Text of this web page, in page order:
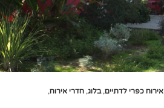
אירוח כפרי לדתיים,בלוג, חדרי אירוח,